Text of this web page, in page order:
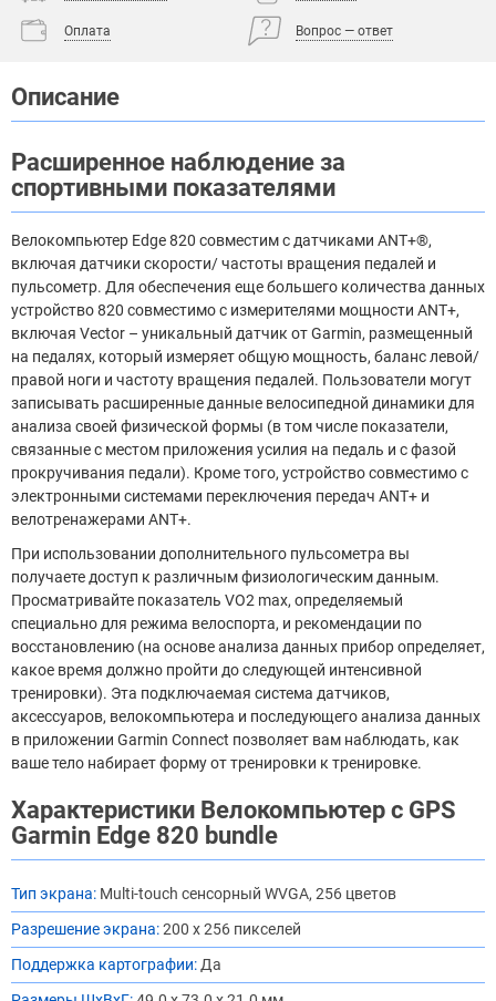
Оплата Вопрос — ответ
Описание
Расширенное наблюдение за
спортивными показателями
Велокомпьютер Edge 820 совместим с датчиками ANT+®,
включая датчики скорости/ частоты вращения педалей и
пульсометр. Для обеспечения еще большего количества данных
устройство 820 совместимо с измерителями мощности ANT+,
включая Vector – уникальный датчик от Garmin, размещенный
на педалях, который измеряет общую мощность, баланс левой/
правой ноги и частоту вращения педалей. Пользователи могут
записывать расширенные данные велосипедной динамики для
анализа своей физической формы (в том числе показатели,
связанные с местом приложения усилия на педаль и с фазой
прокручивания педали). Кроме того, устройство совместимо с
электронными системами переключения передач ANT+ и
велотренажерами ANT+.
При использовании дополнительного пульсометра вы
получаете доступ к различным физиологическим данным.
Просматривайте показатель VO2 max, определяемый
специально для режима велоспорта, и рекомендации по
восстановлению (на основе анализа данных прибор определяет,
какое время должно пройти до следующей интенсивной
тренировки). Эта подключаемая система датчиков,
аксессуаров, велокомпьютера и последующего анализа данных
в приложении Garmin Connect позволяет вам наблюдать, как
ваше тело набирает форму от тренировки к тренировке.
Характеристики Велокомпьютер с GPS
Garmin Edge 820 bundle
Тип экрана: Multi-touch сенсорный WVGA, 256 цветов
Разрешение экрана:200 x 256 пикселей
Поддержка картографии: Да